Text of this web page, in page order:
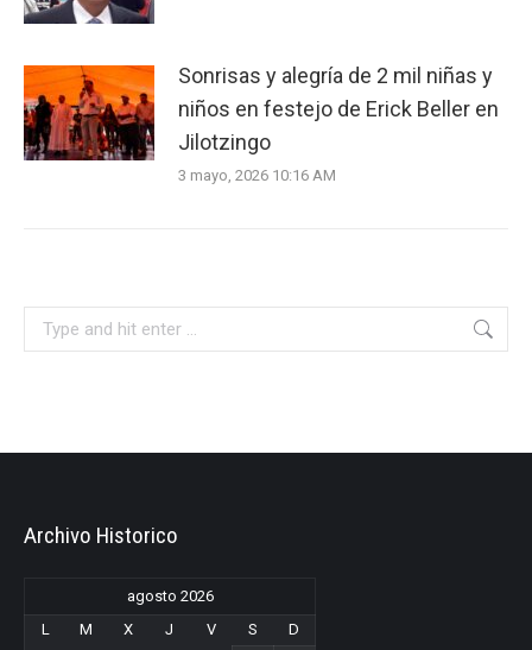
Sonrisas y alegría de 2 mil niñas y
niños en festejo de Erick Beller en
Jilotzingo
3 mayo, 2026 10:16 AM
Archivo Historico
agosto 2026
L
M X J V S
D